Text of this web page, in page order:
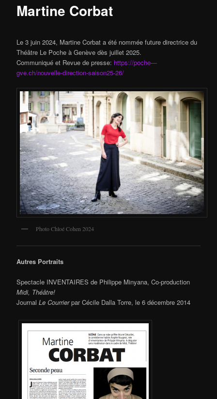
Martine Corbat
Le 3 juin 2024, Martine Corbat a été nommée future directrice du
Théâtre Le Poche à Genève dès juillet 2025.
Communiqué et Revue de presse: https://poche—
gve.ch/nouvelle-direction-saison25-26/
Photo Chloé Cohen 2024
Autres Portraits
Spectacle INVENTAIRES de Philippe Minyana, Co-production
Midi, Théâtre!
JournalLe Courrierpar Cécile Dalla Torre, le 6 décembre 2014